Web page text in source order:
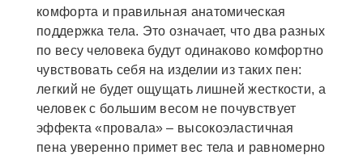
комфорта и правильная анатомическая
поддержка тела. Это означает, что два разных
по весу человека будут одинаково комфортно
чувствовать себя на изделии из таких пен:
легкий не будет ощущать лишней жесткости, а
человек с большим весом не почувствует
эффекта «провала» – высокоэластичная
пена уверенно примет вес тела и равномерно